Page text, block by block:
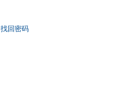
找回密码